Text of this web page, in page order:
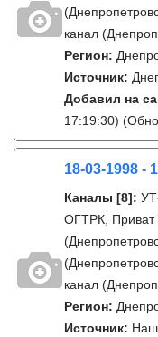
канал
Регион:
Источник:
Добавил на
17:19:30)
18-03-1998 -
Каналы [8]:
ОГТРК,
канал
Регион:
Источник: